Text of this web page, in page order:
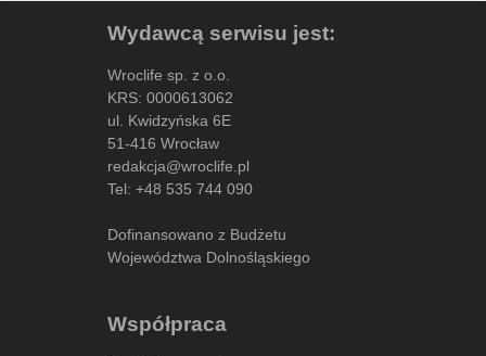
Wydawcą serwisu jest:
Wroclife sp. z o.o.
KRS: 0000613062
ul. Kwidzyńska 6E
51-416 Wrocław
redakcja@wroclife.pl
Tel: +48 535 744 090
Dofinansowano z Budżetu
Województwa Dolnośląskiego
Współpraca